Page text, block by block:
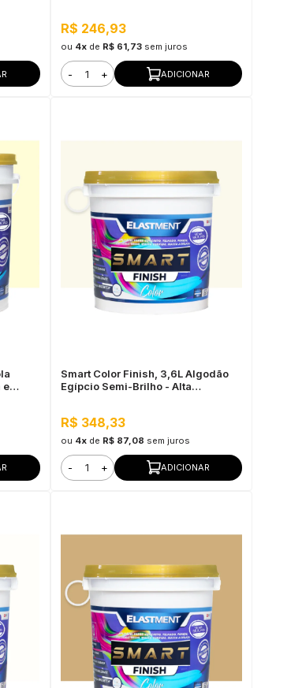
R$ 246,93
ou 4xde R$ 61,73 sem juros
- + ADICIONAR
e
Smart Color Finish, 3,6L Algodão
Egípcio Semi-Brilho - Alta
R$ 348,33
ou 4xde R$ 87,08 sem juros
- + ADICIONAR